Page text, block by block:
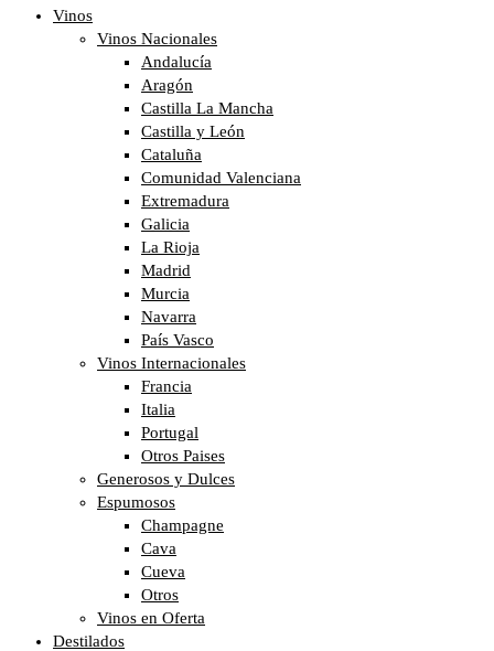
Vinos
Vinos Nacionales
Andalucía
Aragón
Castilla La Mancha
Castilla y León
Cataluña
Comunidad Valenciana
Extremadura
Galicia
La Rioja
Madrid
Murcia
Navarra
País Vasco
Vinos Internacionales
Francia
Italia
Portugal
Otros Paises
Generosos y Dulces
Espumosos
Champagne
Cava
Cueva
Otros
Vinos en Oferta
Destilados